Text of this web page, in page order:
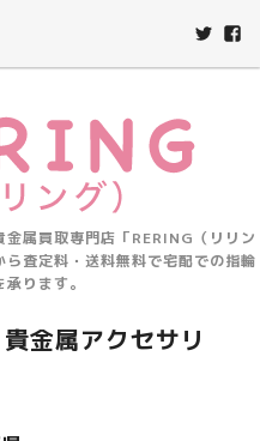
属買取専門店「RERING（リリン
査定料・送料無料で宅配での指輪
ります。
金属アクセサリ